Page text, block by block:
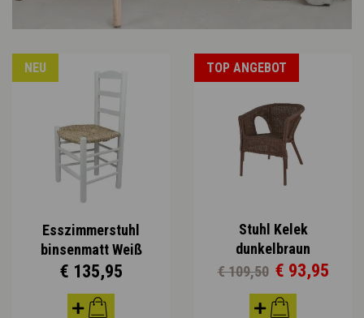
NEU
Esszimmerstuhl
binsenmatt Weiß
€ 135,95
TOP ANGEBOT
Stuhl Kelek
dunkelbraun
€ 109,50 € 93,95